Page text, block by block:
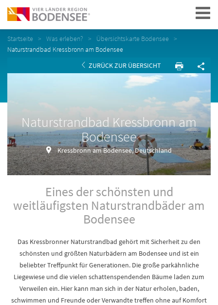
Navigation
Startseite Was erleben?
Übersichtskarte Bodensee
Naturstrandbad Kressbronn am Bodensee
ZURÜCK ZUR ÜBERSICHT
Naturstrandbad Kressbronn am
Bodensee
Kressbronn am Bodensee, Deutschland
Eines der schönsten und
weitläufigsten Naturstrandbäder am
Bodensee
Das Kressbronner Naturstrandbad gehört mit Sicherheit zu den
schönsten und größten Naturbädern am Bodensee und ist ein
beliebter Treffpunkt für Generationen. Die große parkähnliche
Liegewiese und die vielen schattenspendenden Bäume laden zum
Verweilen ein. Hier kann man sich in der Natur erholen, baden,
schwimmen und Freunde oder Verwandte treffen ohne auf Komfort